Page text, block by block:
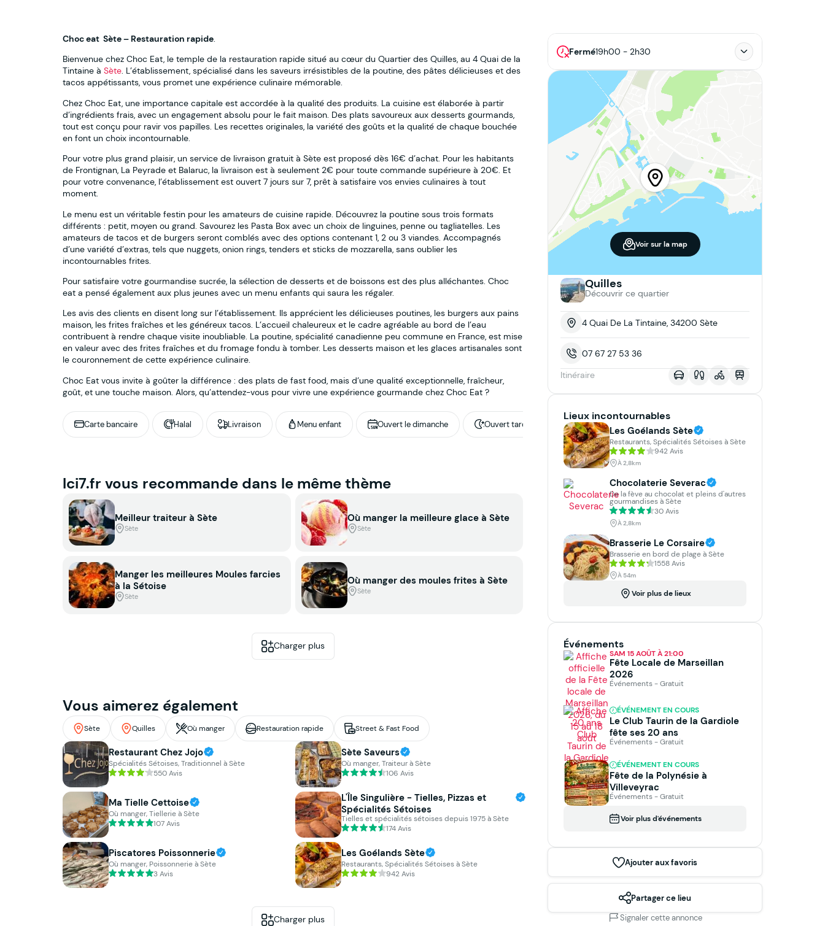
Choc eat Sète – Restauration rapide.
Bienvenue chez Choc Eat, le temple de la restauration rapide situé au cœur du Quartier des Quilles, au 4 Quai de la
Tintaine à Sète. L’établissement, spécialisé dans les saveurs irrésistibles de la poutine, des pâtes délicieuses et des
tacos appétissants, vous promet une expérience culinaire mémorable.
Chez Choc Eat, une importance capitale est accordée à la qualité des produits. La cuisine est élaborée à partir
d’ingrédients frais, avec un engagement absolu pour le fait maison. Des plats savoureux aux desserts gourmands,
tout est conçu pour ravir vos papilles. Les recettes originales, la variété des goûts et la qualité de chaque bouchée
en font un choix incontournable.
Pour votre plus grand plaisir, un service de livraison gratuit à Sète est proposé dès 16€ d’achat. Pour les habitants
de Frontignan, La Peyrade et Balaruc, la livraison est à seulement 2€ pour toute commande supérieure à 20€. Et
pour votre convenance, l’établissement est ouvert 7 jours sur 7, prêt à satisfaire vos envies culinaires à tout
moment.
Le menu est un véritable festin pour les amateurs de cuisine rapide. Découvrez la poutine sous trois formats
différents : petit, moyen ou grand. Savourez les Pasta Box avec un choix de linguines, penne ou tagliatelles. Les
amateurs de tacos et de burgers seront comblés avec des options contenant 1, 2 ou 3 viandes. Accompagnés
d’une variété d’extras, tels que nuggets, onion rings, tenders et sticks de mozzarella, sans oublier les
incontournables frites.
Pour satisfaire votre gourmandise sucrée, la sélection de desserts et de boissons est des plus alléchantes. Choc
eat a pensé également aux plus jeunes avec un menu enfants qui saura les régaler.
Les avis des clients en disent long sur l’établissement. Ils apprécient les délicieuses poutines, les burgers aux pains
maison, les frites fraîches et les généreux tacos. L’accueil chaleureux et le cadre agréable au bord de l’eau
contribuent à rendre chaque visite inoubliable. La poutine, spécialité canadienne peu commune en France, est mise
en valeur avec des frites fraîches et du fromage fondu à tomber. Les desserts maison et les glaces artisanales sont
le couronnement de cette expérience culinaire.
Choc Eat vous invite à goûter la différence : des plats de fast food, mais d’une qualité exceptionnelle, fraîcheur,
goût, et une touche maison. Alors, qu’attendez-vous pour vivre une expérience gourmande chez Choc Eat ?
Carte bancaire Halal Livraison Menu enfant Ouvert le dimanche Ouvert tard Terrasse
Ici7.fr vous recommande dans le même thème
Meilleur traiteur à Sète
Sète
Où manger la meilleure glace à Sète
Sète
Manger les meilleures Moules farcies
à la Sétoise
Sète
Où manger des moules frites à Sète
Sète
Charger plus
Vous aimerez également
Sète Quilles Où manger Restauration rapide Street & Fast Food
Restaurant Chez Jojo
Spécialités Sétoises, Traditionnel à Sète
550 Avis
Sète Saveurs
Où manger, Traiteur à Sète
106 Avis
Ma Tielle Cettoise
Où manger, Tiellerie à Sète
107 Avis
L'Île Singulière - Tielles, Pizzas et
Spécialités Sétoises
Tielles et spécialités sétoises depuis 1975 à Sète
174 Avis
Piscatores Poissonnerie
Où manger, Poissonnerie à Sète
3 Avis
Les Goélands Sète
Restaurants, Spécialités Sétoises à Sète
942 Avis
Charger plus
Fermé19h00 - 2h30
Voir sur la map
Quilles
Découvrir ce quartier
4 Quai De La Tintaine, 34200 Sète
07 67 27 53 36
Itinéraire
Lieux incontournables
Les Goélands Sète
Restaurants, Spécialités Sétoises à Sète
942 Avis
À 2,8km
Chocolaterie Severac
De la fève au chocolat et pleins d'autres
gourmandises à Sète
30 Avis
À 2,8km
Brasserie Le Corsaire
Brasserie en bord de plage à Sète
1558 Avis
À 54m
Voir plus de lieux
Événements
SAM 15 AOÛT À 21:00
Fête Locale de Marseillan
2026
Événements - Gratuit
ÉVÉNEMENT EN COURS
Le Club Taurin de la Gardiole
fête ses 20 ans
Événements - Gratuit
ÉVÉNEMENT EN COURS
Fête de la Polynésie à
Villeveyrac
Événements - Gratuit
Voir plus d'événements
Ajouter aux favoris
Partager ce lieu
Signaler cette annonce